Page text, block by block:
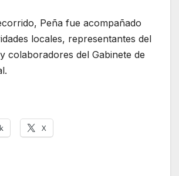
Peña fue acompañado
locales, representantes del
colaboradores del Gabinete de
X